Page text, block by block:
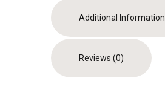
Additional Information
Reviews (0)